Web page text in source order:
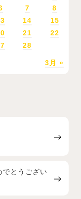
3月 »
7
8
14
15
21
22
28
でとうござい